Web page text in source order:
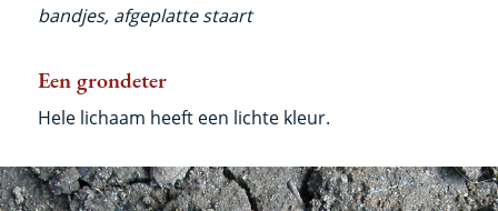
bandjes, afgeplatte staart
Een grondeter
Hele lichaam heeft een lichte kleur.